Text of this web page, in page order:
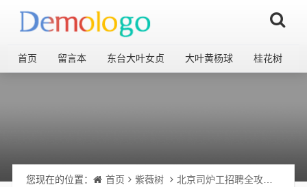
首页 留言本 东台大叶女贞 大叶黄杨球 桂花树
您现在的位置： 首页 紫薇树 北京司炉工招聘全攻略，最新招聘信息及应聘步骤指南